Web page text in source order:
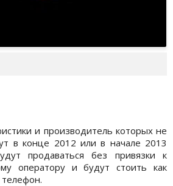
и производитель которых не
в конце 2012 или в начале 2013
продаваться без привязки к
оператору и будут стоить как